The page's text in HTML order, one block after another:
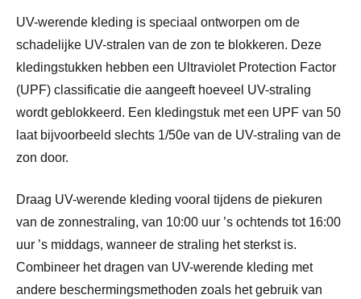
UV-werende kleding is speciaal ontworpen om de
schadelijke UV-stralen van de zon te blokkeren. Deze
kledingstukken hebben een Ultraviolet Protection Factor
(UPF) classificatie die aangeeft hoeveel UV-straling
wordt geblokkeerd. Een kledingstuk met een UPF van 50
laat bijvoorbeeld slechts 1/50e van de UV-straling van de
zon door.
Draag UV-werende kleding vooral tijdens de piekuren
van de zonnestraling, van 10:00 uur ’s ochtends tot 16:00
uur ’s middags, wanneer de straling het sterkst is.
Combineer het dragen van UV-werende kleding met
andere beschermingsmethoden zoals het gebruik van